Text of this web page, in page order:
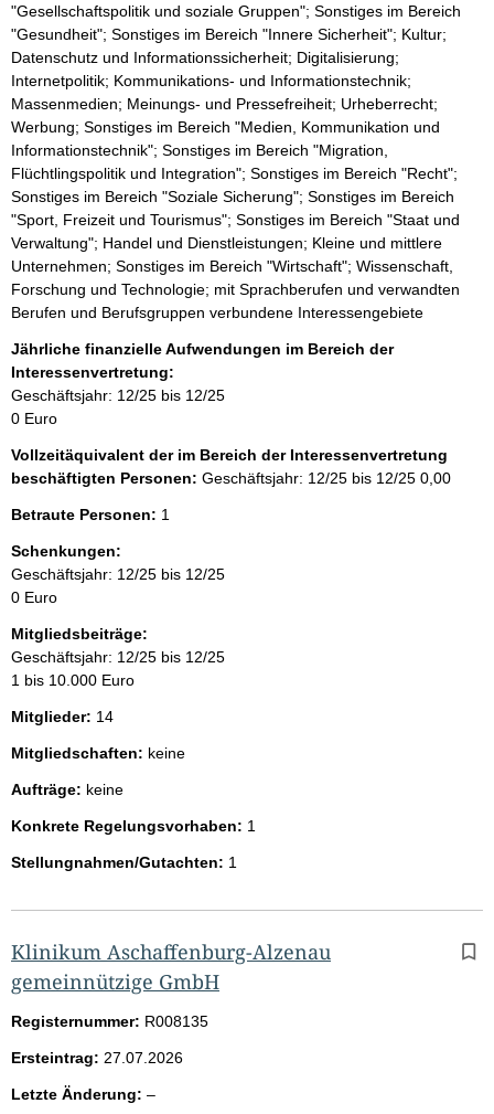
"Gesellschaftspolitik und soziale Gruppen"; Sonstiges im Bereich
"Gesundheit"; Sonstiges im Bereich "Innere Sicherheit"; Kultur;
Datenschutz und Informationssicherheit; Digitalisierung;
Internetpolitik; Kommunikations- und Informationstechnik;
Massenmedien; Meinungs- und Pressefreiheit; Urheberrecht;
Werbung; Sonstiges im Bereich "Medien, Kommunikation und
Informationstechnik"; Sonstiges im Bereich "Migration,
Flüchtlingspolitik und Integration"; Sonstiges im Bereich "Recht";
Sonstiges im Bereich "Soziale Sicherung"; Sonstiges im Bereich
"Sport, Freizeit und Tourismus"; Sonstiges im Bereich "Staat und
Verwaltung"; Handel und Dienstleistungen; Kleine und mittlere
Unternehmen; Sonstiges im Bereich "Wirtschaft"; Wissenschaft,
Forschung und Technologie; mit Sprachberufen und verwandten
Berufen und Berufsgruppen verbundene Interessengebiete
Jährliche finanzielle Aufwendungen im Bereich der
Interessenvertretung:
Geschäftsjahr: 12/25 bis 12/25
0 Euro
Vollzeitäquivalent der im Bereich der Interessenvertretung
beschäftigten Personen: Geschäftsjahr: 12/25 bis 12/25 0,00
Betraute Personen: 1
Schenkungen:
Geschäftsjahr: 12/25 bis 12/25
0 Euro
Mitgliedsbeiträge:
Geschäftsjahr: 12/25 bis 12/25
1 bis 10.000 Euro
Mitglieder: 14
Mitgliedschaften: keine
Aufträge: keine
Konkrete Regelungsvorhaben: 1
Stellungnahmen/Gutachten: 1
Klinikum Aschaffenburg-Alzenau
gemeinnützige GmbH
Registernummer: R008135
Ersteintrag: 27.07.2026
Letzte Änderung: –l